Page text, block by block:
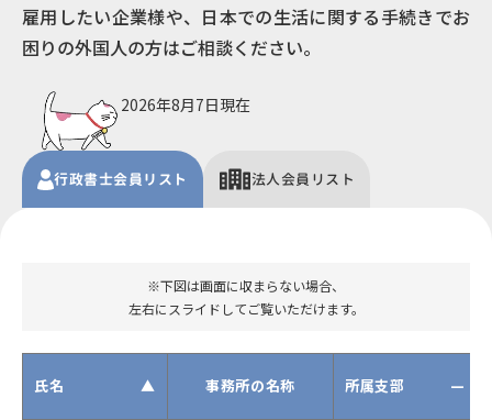
雇用したい企業様や、日本での生活に関する手続きでお
困りの外国人の方はご相談ください。
2026年8月7日現在
行政書士会員リスト 法人会員リスト
※下図は画面に収まらない場合、
左右にスライドしてご覧いただけます。
氏名 ▲ 事務所の名称 所属支部 —